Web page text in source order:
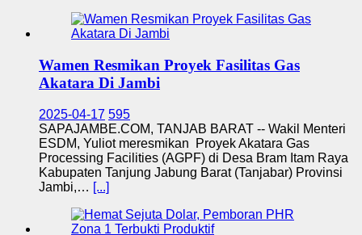
Wamen Resmikan Proyek Fasilitas Gas
Akatara Di Jambi
2025-04-17 595
SAPAJAMBE.COM, TANJAB BARAT -- Wakil Menteri
ESDM, Yuliot meresmikan Proyek Akatara Gas
Processing Facilities (AGPF) di Desa Bram Itam Raya
Kabupaten Tanjung Jabung Barat (Tanjabar) Provinsi
Jambi,… [...]